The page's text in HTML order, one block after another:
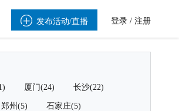
 发布活动/直播 登录 / 注册
厦门(24) 长沙(22)
郑州(5) 石家庄(5)